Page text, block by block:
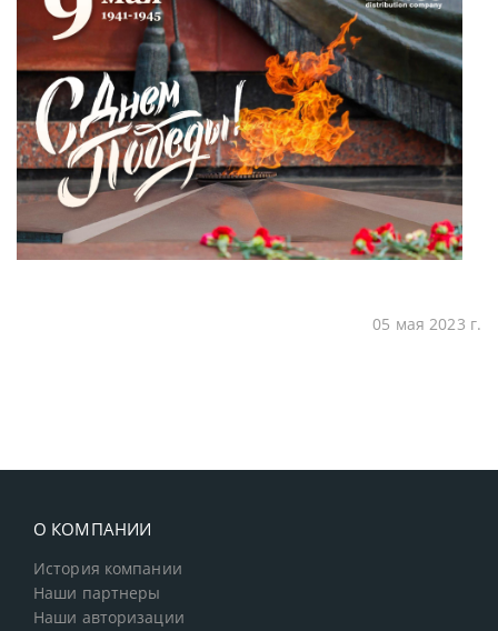
05 мая 2023 г.
О КОМПАНИИ
История компании
Наши партнеры
Наши авторизации